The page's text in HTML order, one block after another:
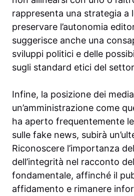
rappresenta una strategia a
preservare l’autonomia
suggerisce anche una
sviluppi politici e delle
sugli standard etici del
Infine, la posizione dei
un’amministrazione come
ha aperto frequentemente
sulle fake news, subirà
Riconoscere l’importanza
dell’integrità nel racconto
fondamentale, affinché il
affidamento e rimanere